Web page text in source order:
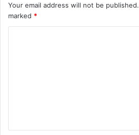
Your email address will not be published.
marked *